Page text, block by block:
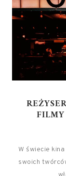
W świecie
swoich